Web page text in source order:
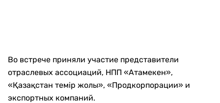
Во встрече приняли участие представители
отраслевых ассоциаций, НПП «Атамекен»,
«Қазақстан темір жолы», «Продкорпорации» и
экспортных компаний.